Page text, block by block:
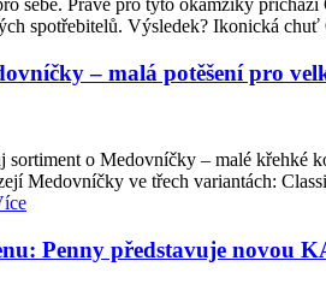
spotřebitelů. Výsledek? Ikonická
– malá potěšení pro
sortiment o Medovníčky – malé křehké
Medovníčky ve třech variantách:
Penny představuje novou